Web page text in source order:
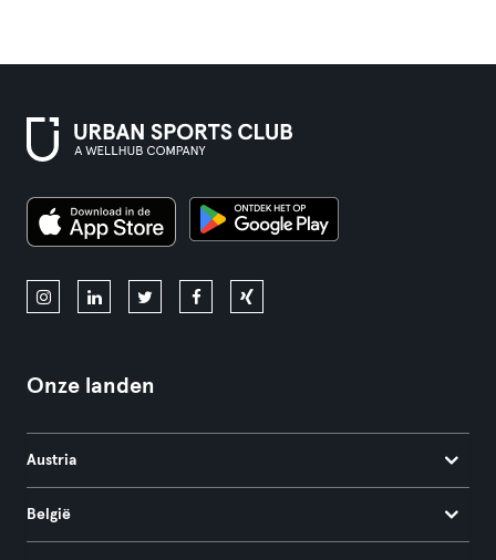
Onze landen
Austria
België